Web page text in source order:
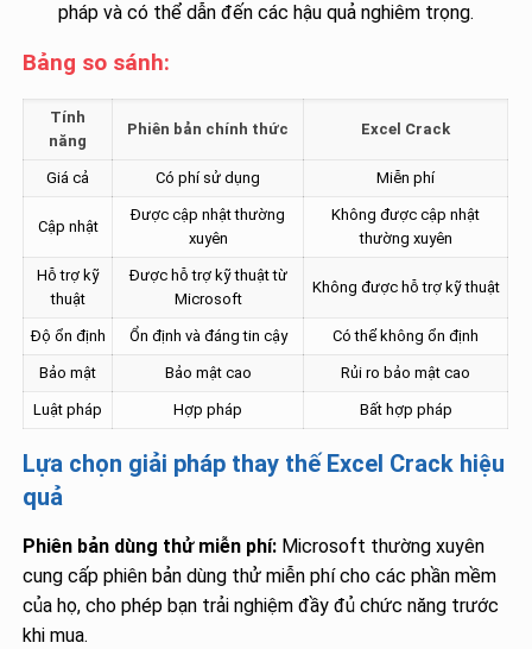
pháp và có thể dẫn đến các hậu quả nghiêm trọng.
Bảng so sánh:
Tính
năng
Phiên bản chính thức Excel Crack
Giá cả Có phí sử dụng Miễn phí
Cập nhật
Được cập nhật thường
xuyên
Không được cập nhật
thường xuyên
Hỗ trợ kỹ
thuật
Được hỗ trợ kỹ thuật từ
Microsoft
Không được hỗ trợ kỹ thuật
Độ ổn định Ổn định và đáng tin cậy Có thể không ổn định
Bảo mật Bảo mật cao Rủi ro bảo mật cao
Luật pháp Hợp pháp Bất hợp pháp
Lựa chọn giải pháp thay thế Excel Crack hiệu
quả
Phiên bản dùng thử miễn phí: Microsoft thường xuyên
cung cấp phiên bản dùng thử miễn phí cho các phần mềm
của họ, cho phép bạn trải nghiệm đầy đủ chức năng trước
khi mua.